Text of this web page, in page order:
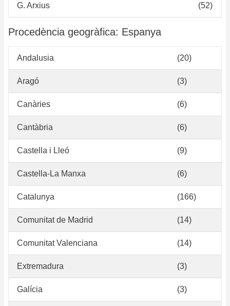
G. Arxius (52)
Procedència geogràfica: Espanya
Andalusia (20)
Aragó (3)
Canàries (6)
Cantàbria (6)
Castella i Lleó (9)
Castella-La Manxa (6)
Catalunya (166)
Comunitat de Madrid (14)
Comunitat Valenciana (14)
Extremadura (3)
Galícia (3)